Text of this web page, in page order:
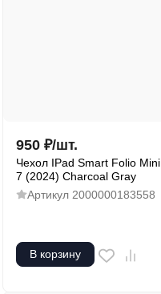
950 ₽/шт.
Чехол IPad Smart Folio Mini
7 (2024) Charcoal Gray
Артикул 2000000183558
В корзину